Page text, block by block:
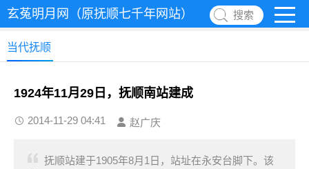
玄菟明月网（原抚顺七千年网站） 搜索
当代抚顺
1924年11月29日，抚顺南站建成
2014-11-29 04:41 赵广庆
抚顺站建于1905年8月1日，站址在永安台脚下。该